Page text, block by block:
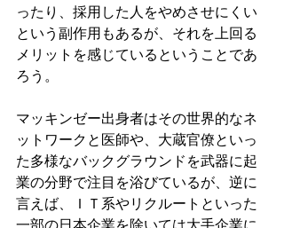
ったり、採用した人をやめさせにくい
という副作用もあるが、それを上回る
メリットを感じているということであ
ろう。
マッキンゼー出身者はその世界的なネ
ットワークと医師や、大蔵官僚といっ
た多様なバックグラウンドを武器に起
業の分野で注目を浴びているが、逆に
言えば、ＩＴ系やリクルートといった